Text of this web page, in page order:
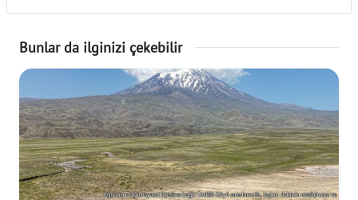
Bunlar da ilginizi çekebilir